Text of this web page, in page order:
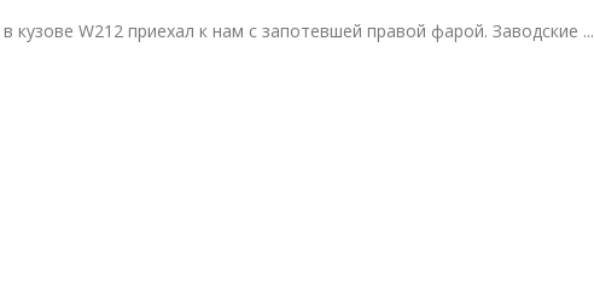
кузове W212 приехал к нам с запотевшей правой фарой. Заводские ...